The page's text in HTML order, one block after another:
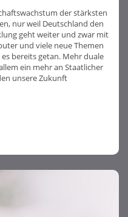
der stärksten
nur weil Deutschland den
geht weiter und zwar mit
und viele neue Themen
bereits getan. Mehr duale
ein mehr an Staatlicher
unsere Zukunft